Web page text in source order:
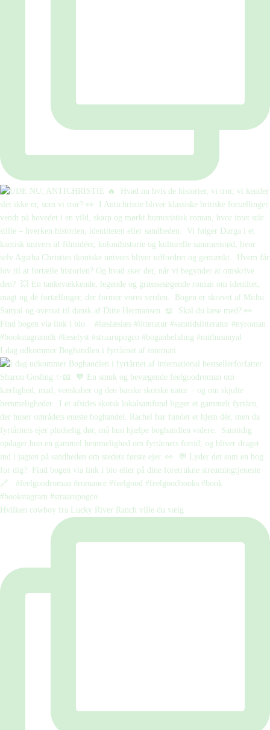
I dag udkommer Boghandlen i fyrtårnet af internati
Hvilken cowboy fra Lucky River Ranch ville du vælg